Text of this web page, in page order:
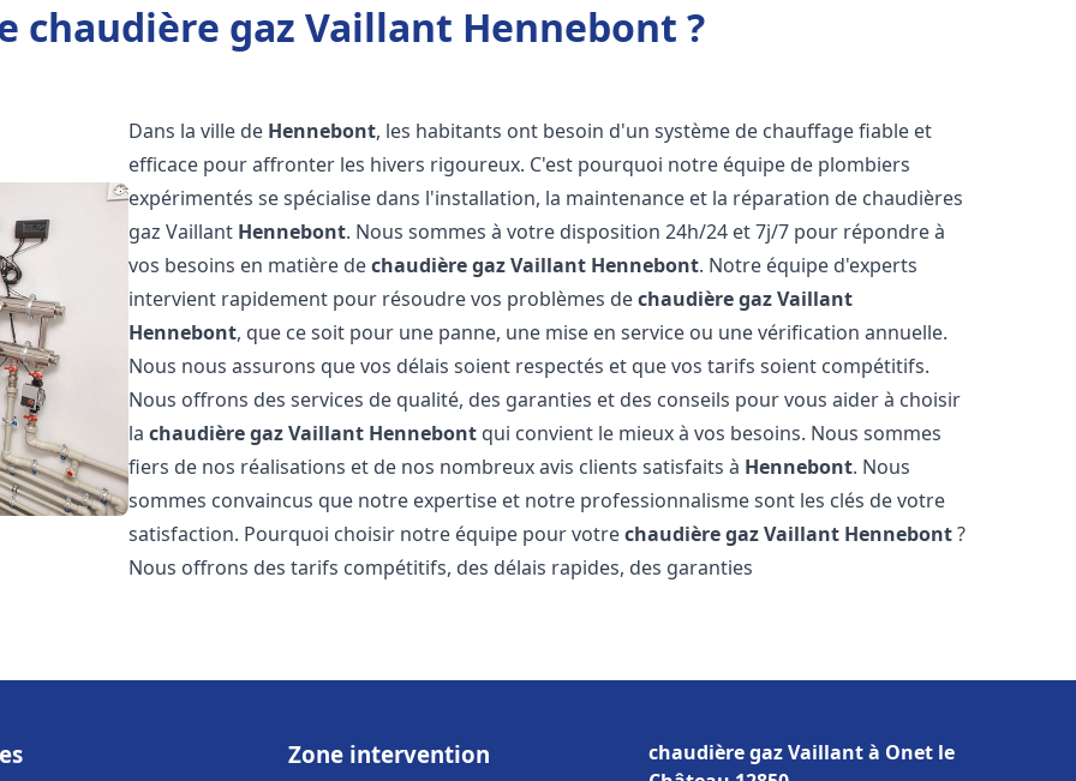
chaudière gaz Vaillant Hennebont ?
Dans la ville de Hennebont, les habitants ont besoin d'un système de chauffage fiable et
efficace pour affronter les hivers rigoureux. C'est pourquoi notre équipe de plombiers
expérimentés se spécialise dans l'installation, la maintenance et la réparation de chaudières
gaz Vaillant Hennebont. Nous sommes à votre disposition 24h/24 et 7j/7 pour répondre à
vos besoins en matière dechaudière gaz Vaillant Hennebont. Notre équipe d'experts
intervient rapidement pour résoudre vos problèmes dechaudière gaz Vaillant
Hennebont, que ce soit pour une panne, une mise en service ou une vérification annuelle.
Nous nous assurons que vos délais soient respectés et que vos tarifs soient compétitifs.
Nous offrons des services de qualité, des garanties et des conseils pour vous aider à choisir
lachaudière gaz Vaillant Hennebont qui convient le mieux à vos besoins. Nous sommes
fiers de nos réalisations et de nos nombreux avis clients satisfaits à Hennebont. Nous
sommes convaincus que notre expertise et notre professionnalisme sont les clés de votre
satisfaction. Pourquoi choisir notre équipe pour votrechaudière gaz Vaillant Hennebont?
Nous offrons des tarifs compétitifs, des délais rapides, des garanties
Zone intervention
chaudière gaz Vaillant à Onet le